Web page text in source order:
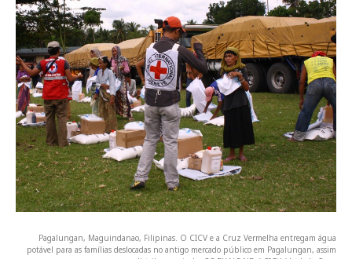
Pagalungan, Maguindanao, Filipinas. O CICV e a Cruz Vermelha entregam água
potável para as famílias deslocadas no antigo mercado público em Pagalungan, assim